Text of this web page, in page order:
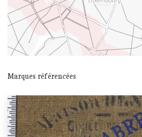
Marques référencées